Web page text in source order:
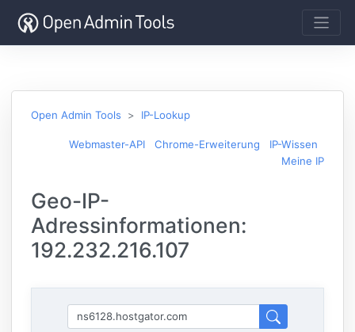
Open Admin Tools IP-Lookup
Webmaster-API Chrome-Erweiterung
IP-Wissen
Meine IP
Geo-IP-
Adressinformationen:
192.232.216.107